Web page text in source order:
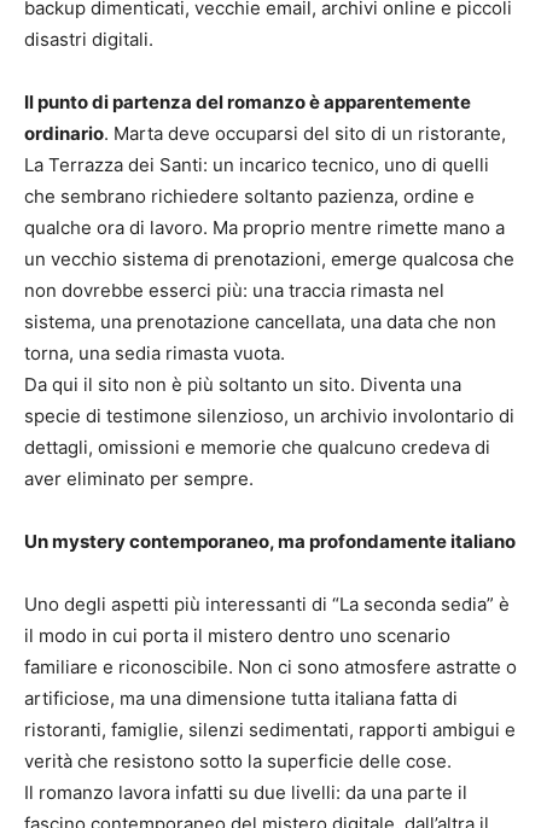
backup dimenticati, vecchie email, archivi online e piccoli
disastri digitali.
Il punto di partenza del romanzo è apparentemente
ordinario. Marta deve occuparsi del sito di un ristorante,
La Terrazza dei Santi: un incarico tecnico, uno di quelli
che sembrano richiedere soltanto pazienza, ordine e
qualche ora di lavoro. Ma proprio mentre rimette mano a
un vecchio sistema di prenotazioni, emerge qualcosa che
non dovrebbe esserci più: una traccia rimasta nel
sistema, una prenotazione cancellata, una data che non
torna, una sedia rimasta vuota.
Da qui il sito non è più soltanto un sito. Diventa una
specie di testimone silenzioso, un archivio involontario di
dettagli, omissioni e memorie che qualcuno credeva di
aver eliminato per sempre.
Un mystery contemporaneo, ma profondamente italiano
Uno degli aspetti più interessanti di “La seconda sedia” è
il modo in cui porta il mistero dentro uno scenario
familiare e riconoscibile. Non ci sono atmosfere astratte o
artificiose, ma una dimensione tutta italiana fatta di
ristoranti, famiglie, silenzi sedimentati, rapporti ambigui e
verità che resistono sotto la superficie delle cose.
Il romanzo lavora infatti su due livelli: da una parte il